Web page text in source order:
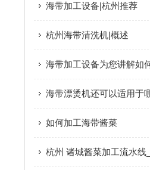
海带加工设备|杭州推荐
杭州海带清洗机|概述
如何加工海带酱菜